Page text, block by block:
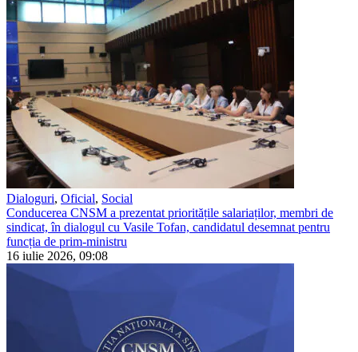
Dialoguri, Oficial, Social
Conducerea CNSM a prezentat prioritățile salariaților, membri de
sindicat, în dialogul cu Vasile Tofan, candidatul desemnat pentru
funcția de prim-ministru
16 iulie 2026, 09:08